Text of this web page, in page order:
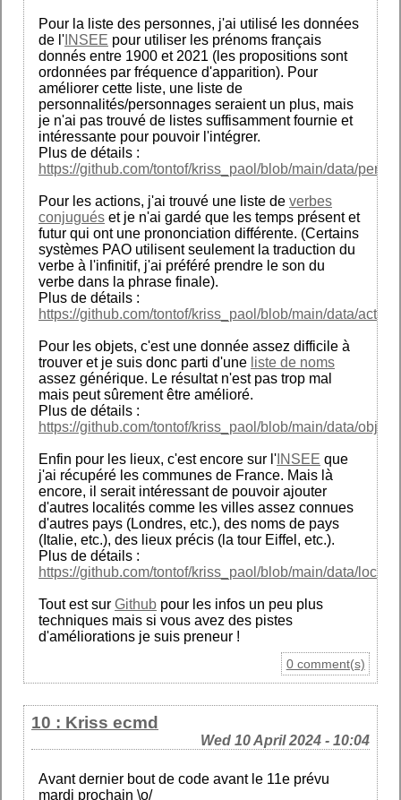
Pour la liste des personnes, j'ai utilisé les données
de l' INSEE pour utiliser les prénoms français
donnés entre 1900 et 2021 (les propositions sont
ordonnées par fréquence d'apparition). Pour
améliorer cette liste, une liste de
personnalités/personnages seraient un plus, mais
je n'ai pas trouvé de listes suffisamment fournie et
intéressante pour pouvoir l'intégrer.
Plus de détails :
https://github.com/tontof/kriss_paol/blob/main/data/
Pour les actions, j'ai trouvé une liste de verbes
conjugués et je n'ai gardé que les temps présent et
futur qui ont une prononciation différente. (Certains
systèmes PAO utilisent seulement la traduction du
verbe à l'infinitif, j'ai préféré prendre le son du
verbe dans la phrase finale).
Plus de détails :
https://github.com/tontof/kriss_paol/blob/main/data/
Pour les objets, c'est une donnée assez difficile à
trouver et je suis donc parti d'une liste de noms
assez générique. Le résultat n'est pas trop mal
mais peut sûrement être amélioré.
Plus de détails :
https://github.com/tontof/kriss_paol/blob/main/data/
Enfin pour les lieux, c'est encore sur l' INSEE que
j'ai récupéré les communes de France. Mais là
encore, il serait intéressant de pouvoir ajouter
d'autres localités comme les villes assez connues
d'autres pays (Londres, etc.), des noms de pays
(Italie, etc.), des lieux précis (la tour Eiffel, etc.).
Plus de détails :
https://github.com/tontof/kriss_paol/blob/main/data/
Tout est sur Github pour les infos un peu plus
techniques mais si vous avez des pistes
d'améliorations je suis preneur !
0 comment(s)
10 : Kriss ecmd
Wed 10 April 2024 - 10:04
Avant dernier bout de code avant le 11e prévu
mardi prochain \o/